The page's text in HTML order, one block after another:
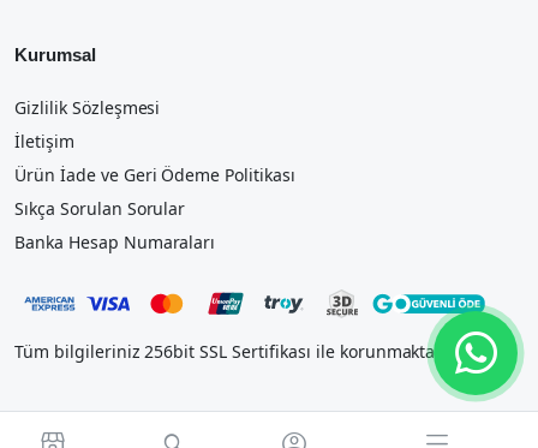
Kurumsal
Gizlilik Sözleşmesi
İletişim
Ürün İade ve Geri Ödeme Politikası
Sıkça Sorulan Sorular
Banka Hesap Numaraları
Tüm bilgileriniz 256bit SSL Sertifikası ile korunmaktadır.